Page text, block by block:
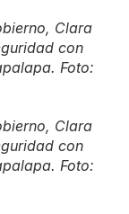
Clara
con
Foto:
Clara
con
Foto: